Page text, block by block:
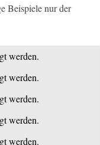
Beispiele nur der
werden.
werden.
werden.
werden.
werden.